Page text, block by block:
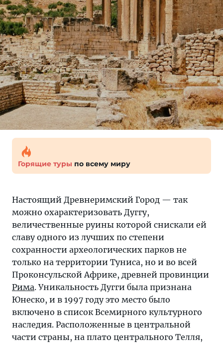
Горящие туры по всему миру
Настоящий Древнеримский Город — так
можно охарактеризовать Дуггу,
величественные руины которой снискали ей
славу одного из лучших по степени
сохранности археологических парков не
только на территории Туниса, но и во всей
Проконсульской Африке, древней провинции
Рима. Уникальность Дугги была признана
Юнеско, и в 1997 году это место было
включено в список Всемирного культурного
наследия. Расположенные в центральной
части страны, на плато центрального Телля,